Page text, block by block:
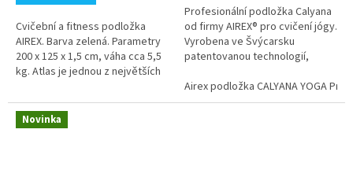
Cvičební a fitness podložka
AIREX. Barva zelená. Parametry
200 x 125 x 1,5 cm, váha cca 5,5
kg. Atlas je jednou z největších
hvězdiček.
Profesionální podložka Calyana
od firmy AIREX® pro cvičení jógy.
Vyrobena ve Švýcarsku
patentovanou technologií,
vlastnosti. Rozměry Calyana...
Airex podložka CALYANA YOGA
Novinka